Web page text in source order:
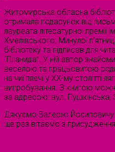
Житомирська обласна
отримала подарунок від
лауреата літературної премії
Хмелівського. Минулої
бібліотеку та підписав для
“Планида”. У ній автор
веселою та працьовитою
на чиї плечі у ХХ-му столітті
випробування. З книгою
за адресою: вул. Пушкінська,
Дякуємо Валерію
ще раз вітаємо з